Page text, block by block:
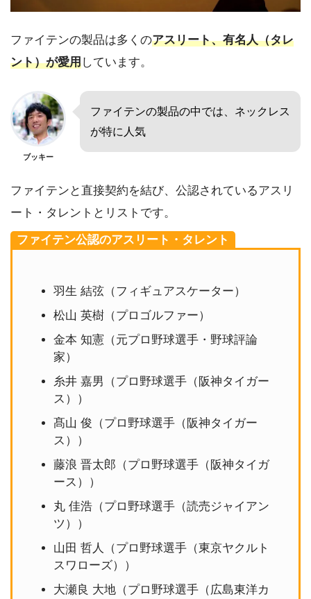
ファイテンの製品は多くのアスリート、有名人（タレ
ント）が愛用しています。
ブッキー
ファイテンの製品の中では、ネックレス
が特に人気
ファイテンと直接契約を結び、公認されているアスリ
ート・タレントとリストです。
ファイテン公認のアスリート・タレント
羽生 結弦（フィギュアスケーター）
松山 英樹（プロゴルファー）
金本 知憲（元プロ野球選手・野球評論
家）
糸井 嘉男（プロ野球選手（阪神タイガー
ス））
髙山 俊（プロ野球選手（阪神タイガー
ス））
藤浪 晋太郎（プロ野球選手（阪神タイガ
ース））
丸 佳浩（プロ野球選手（読売ジャイアン
ツ））
山田 哲人（プロ野球選手（東京ヤクルト
スワローズ））
大瀬良 大地（プロ野球選手（広島東洋カ